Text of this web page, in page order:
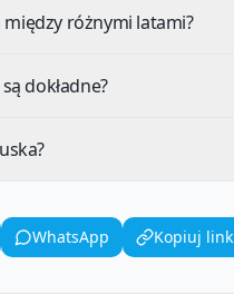
różnymi latami?
dokładne?
WhatsApp Kopiuj link